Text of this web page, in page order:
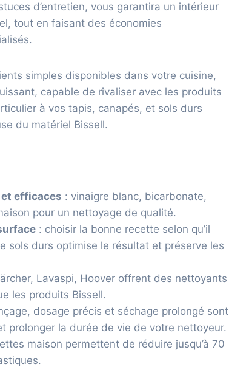
d’entretien, vous garantira un intérieur
tout en faisant des économies
simples disponibles dans votre cuisine,
capable de rivaliser avec les produits
à vos tapis, canapés, et sols durs
du matériel Bissell.
efficaces : vinaigre blanc, bicarbonate,
pour un nettoyage de qualité.
: choisir la bonne recette selon qu’il
sols durs optimise le résultat et préserve les
Lavaspi, Hoover offrent des nettoyants
les produits Bissell.
dosage précis et séchage prolongé sont
prolonger la durée de vie de votre nettoyeur.
maison permettent de réduire jusqu’à 70